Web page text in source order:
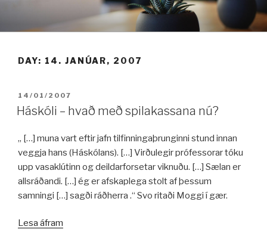
efni
DAY: 14. JANÚAR, 2007
BIRT:
14/01/2007
Háskóli – hvað með spilakassana nú?
„ […] muna vart eftir jafn tilfinningaþrunginni stund innan
veggja hans (Háskólans). […] Virðulegir prófessorar tóku
upp vasaklútinn og deildarforsetar viknuðu. […] Sælan er
allsráðandi. […] ég er afskaplega stolt af þessum
samningi […] sagði ráðherra .“ Svo ritaði Moggi í gær.
Lesa áfram